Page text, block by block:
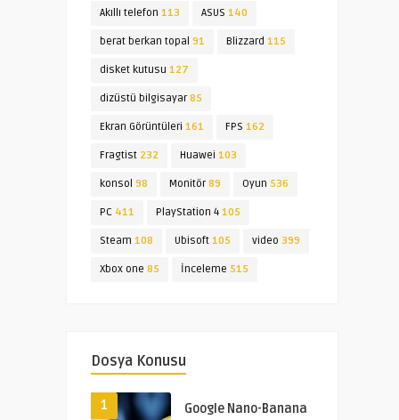
Akıllı telefon 113 ASUS 140
berat berkan topal 91 Blizzard 115
disket kutusu 127
dizüstü bilgisayar85
Ekran Görüntüleri 161 FPS 162
Fragtist 232 Huawei 103
konsol 98 Monitör89 Oyun 536
PC 411 PlayStation 4 105
Steam 108 Ubisoft 105 video 399
Xbox one 85 İnceleme 515
Dosya Konusu
1
Google Nano-Banana